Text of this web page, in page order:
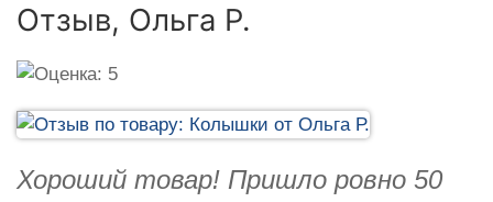
Отзыв, Ольга Р.
Хороший товар! Пришло ровно 50